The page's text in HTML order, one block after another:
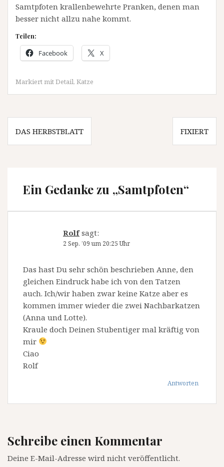
Samtpfoten krallenbewehrte Pranken, denen man
besser nicht allzu nahe kommt.
Teilen:
Facebook X
Markiert mitDetail, Katze
Beitragsnavigation
DAS HERBSTBLATT FIXIERT
Ein Gedanke zu „Samtpfoten“
Rolf sagt:
2 Sep. ’09 um 20:25 Uhr
Das hast Du sehr schön beschrieben Anne, den
gleichen Eindruck habe ich von den Tatzen
auch. Ich/wir haben zwar keine Katze aber es
kommen immer wieder die zwei Nachbarkatzen
(Anna und Lotte).
Kraule doch Deinen Stubentiger mal kräftig von
mir
Ciao
Rolf
Antworten
Schreibe einen Kommentar
Deine E-Mail-Adresse wird nicht veröffentlicht.